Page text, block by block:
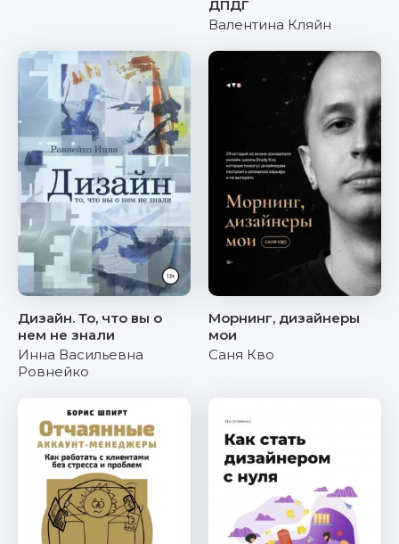
ДПДГ
Валентина Кляйн
Дизайн. То, что вы о
нем не знали
Инна Васильевна
Ровнейко
Морнинг, дизайнеры
мои
Саня Кво